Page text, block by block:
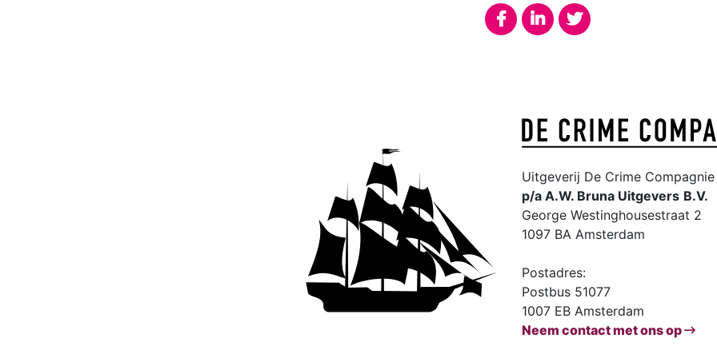
Uitgeverij De Crime Compagnie
p/a A.W. Bruna Uitgevers B.V.
George Westinghousestraat 2
1097 BA Amsterdam
Postadres:
Postbus 51077
1007 EB Amsterdam
Neem contact met ons op